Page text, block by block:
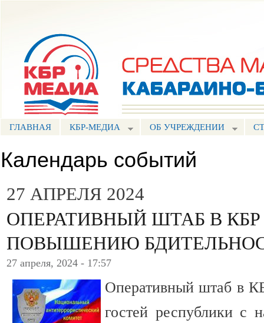
ГЛАВНАЯ КБР-МЕДИА ОБ УЧРЕЖДЕНИИ
Календарь событий
27 АПРЕЛЯ 2024
ОПЕРАТИВНЫЙ ШТАБ В
ПОВЫШЕНИЮ
27 апреля, 2024 - 17:57
Оперативный штаб в
гостей республики с